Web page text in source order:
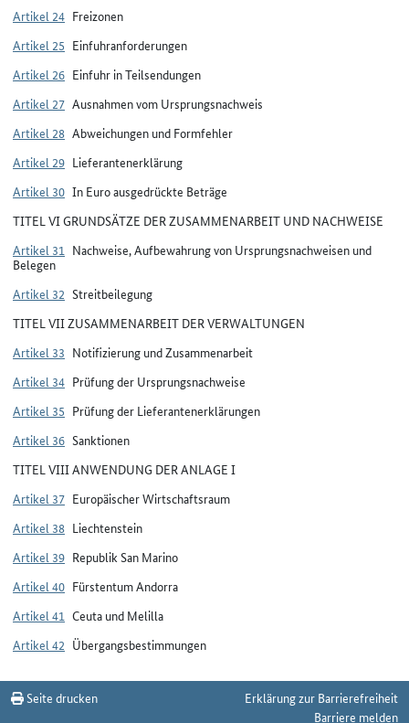
Artikel 24 Freizonen
Artikel 25 Einfuhranforderungen
Artikel 26 Einfuhr in Teilsendungen
Artikel 27 Ausnahmen vom Ursprungsnachweis
Artikel 28 Abweichungen und Formfehler
Artikel 29 Lieferantenerklärung
Artikel 30 In Euro ausgedrückte Beträge
TITEL VI GRUNDSÄTZE DER ZUSAMMENARBEIT UND NACHWEISE
Artikel 31 Nachweise, Aufbewahrung von Ursprungsnachweisen und
Belegen
Artikel 32 Streitbeilegung
TITEL VII ZUSAMMENARBEIT DER VERWALTUNGEN
Artikel 33 Notifizierung und Zusammenarbeit
Artikel 34 Prüfung der Ursprungsnachweise
Artikel 35 Prüfung der Lieferantenerklärungen
Artikel 36 Sanktionen
TITEL VIII ANWENDUNG DER ANLAGE I
Artikel 37 Europäischer Wirtschaftsraum
Artikel 38 Liechtenstein
Artikel 39 Republik San Marino
Artikel 40 Fürstentum Andorra
Artikel 41 Ceuta und Melilla
Artikel 42 Übergangsbestimmungen
Seite drucken
Erklärung zur Barrierefreiheit
Barriere melden